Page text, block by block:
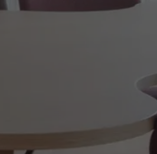
door nieuwe kennis te
effectieve
een globale mindset,